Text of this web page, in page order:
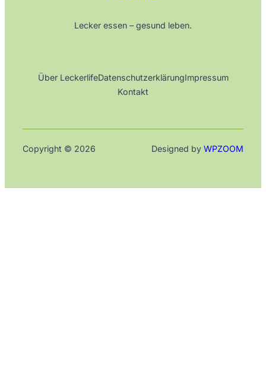
Lecker essen – gesund leben.
Über LeckerlifeDatenschutzerklärungImpressum
Kontakt
Copyright © 2026 Designed by WPZOOM